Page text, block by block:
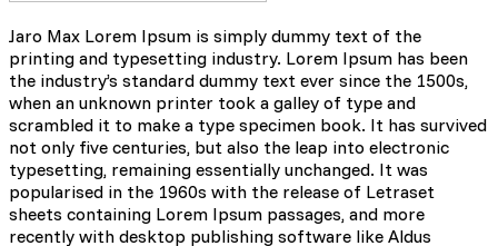
Jaro Max Lorem Ipsum is simply dummy text of the
printing and typesetting industry. Lorem Ipsum has been
the industry’s standard dummy text ever since the 1500s,
when an unknown printer took a galley of type and
scrambled it to make a type specimen book. It has survived
not only five centuries, but also the leap into electronic
typesetting, remaining essentially unchanged. It was
popularised in the 1960s with the release of Letraset
sheets containing Lorem Ipsum passages, and more
recently with desktop publishing software like Aldus